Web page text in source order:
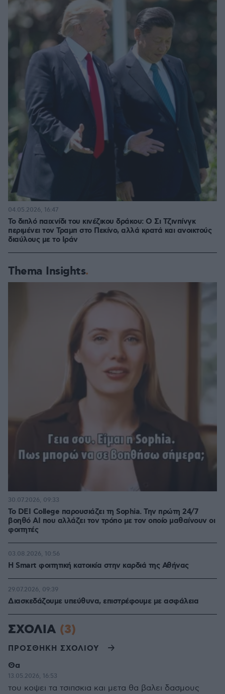
To διπλό παιχνίδι του κινέζικου δράκου: Ο Σι Τζινπίνγκ
περιμένει τον Τραμπ στο Πεκίνο, αλλά κρατά και ανοικτούς
διαύλους με το Ιράν
04.05.2026, 16:47
Thema Insights
Το DEI College παρουσιάζει τη Sophia. Την πρώτη 24/7
βοηθό AI που αλλάζει τον τρόπο με τον οποίο μαθαίνουν οι
φοιτητές
30.07.2026, 09:33
Η Smart φοιτητική κατοικία στην καρδιά της Αθήνας
03.08.2026, 10:56
Διασκεδάζουμε υπεύθυνα, επιστρέφουμε με ασφάλεια
29.07.2026, 09:39
ΣΧΟΛΙΑ (3)
ΠΡΟΣΘΗΚΗ ΣΧΟΛΙΟΥ
Θα
13.05.2026, 16:53
του κοψει τα τσιπσκια και μετα θα βαλει δασμους